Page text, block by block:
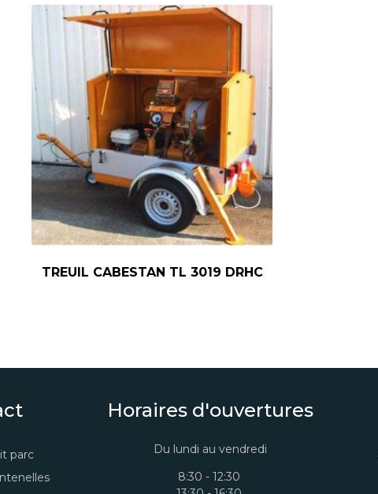
TREUIL CABESTAN TL 3019 DRHC
parc
Horaires d'ouvertures
Du lundi au vendredi
8:30 - 12:30